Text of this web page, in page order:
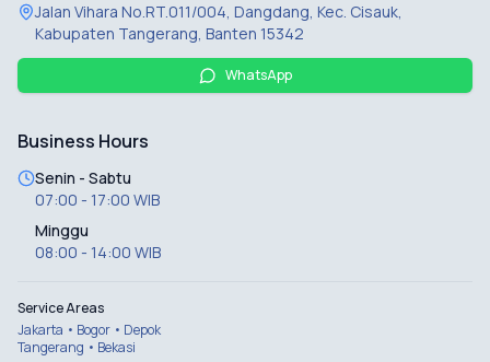
Jalan Vihara No.RT.011/004, Dangdang, Kec. Cisauk,
Kabupaten Tangerang, Banten 15342
WhatsApp
Business Hours
Senin - Sabtu
07:00 - 17:00 WIB
Minggu
08:00 - 14:00 WIB
Service Areas
Jakarta • Bogor • Depok
Tangerang • Bekasi